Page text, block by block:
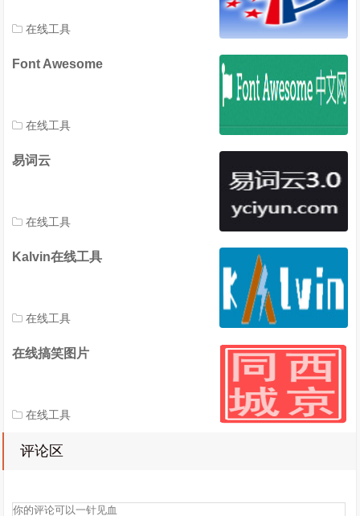
在线工具
Font Awesome
在线工具
易词云
在线工具
Kalvin在线工具
在线工具
在线搞笑图片
在线工具
评论区